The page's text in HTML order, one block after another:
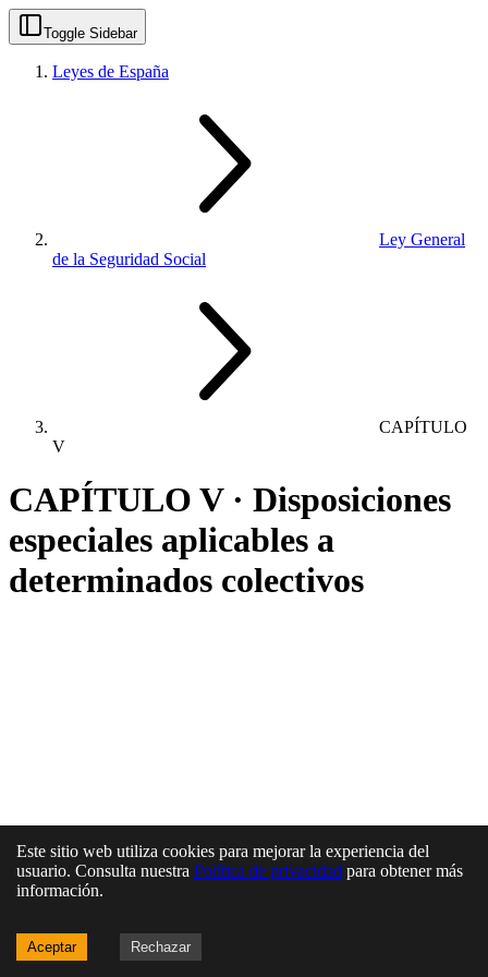
Toggle Sidebar
Leyes de España
Ley General
de la Seguridad Social
CAPÍTULO
V
CAPÍTULO V · Disposiciones
especiales aplicables a
determinados colectivos
Este sitio web utiliza cookies para mejorar la experiencia del
usuario. Consulta nuestra Política de privacidad para obtener más
información.
Aceptar Rechazar